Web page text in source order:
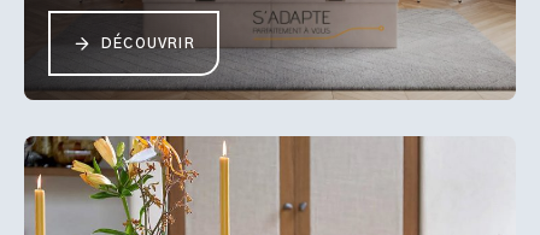
DÉCOUVRIR